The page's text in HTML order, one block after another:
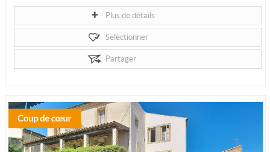
Plus de détails
Sélectionner
Partager